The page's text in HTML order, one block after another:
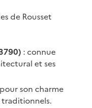
de Rousset
: connue
et ses
son charme
traditionnels.